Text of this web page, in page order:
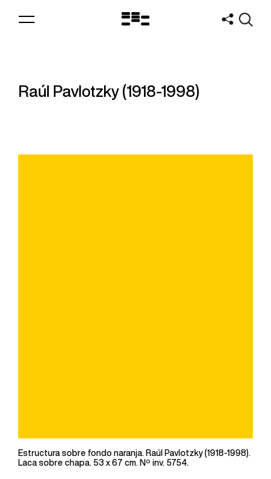
Logo
Raúl Pavlotzky (1918-1998)
Estructura sobre fondo naranja. Raúl Pavlotzky (1918-1998).
Laca sobre chapa. 53 x 67 cm. Nº inv. 5754.